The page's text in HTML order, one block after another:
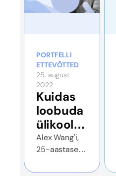
PORTFELLI
ETTEVÕTTED
25. august
2022
Kuidas
loobuda
ülikoolist
ja
ehitada
Alex Wang'i,
25-aastase
asutaja, lugu